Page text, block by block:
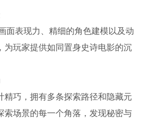
面表现力、精细的角色建模以及动
为玩家提供如同置身史诗电影的沉
精巧，拥有多条探索路径和隐藏元
索场景的每一个角落，发现秘密与